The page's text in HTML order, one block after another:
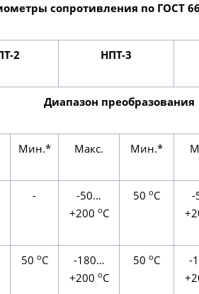
сопротивления по ГОСТ
2 НПТ-3
Диапазон преобразования
Мин.* Макс. Мин.*
-
-50…
+200 оС
50 оС
-
50 оС
-180…
+200 оС
50 оС
-